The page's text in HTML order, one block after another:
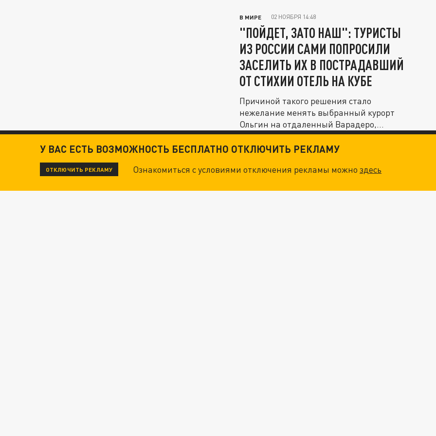
В МИРЕ 02 НОЯБРЯ 14:48
"ПОЙДЕТ, ЗАТО НАШ": ТУРИСТЫ
ИЗ РОССИИ САМИ ПОПРОСИЛИ
ЗАСЕЛИТЬ ИХ В ПОСТРАДАВШИЙ
ОТ СТИХИИ ОТЕЛЬ НА КУБЕ
Причиной такого решения стало
нежелание менять выбранный курорт
Ольгин на отдаленный Варадеро,
несмотря на то,...
У ВАС ЕСТЬ ВОЗМОЖНОСТЬ БЕСПЛАТНО ОТКЛЮЧИТЬ РЕКЛАМУ
ОТКЛЮЧИТЬ РЕКЛАМУ Ознакомиться с условиями отключения рекламы можноздесь